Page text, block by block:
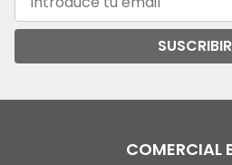
COMERCIAL